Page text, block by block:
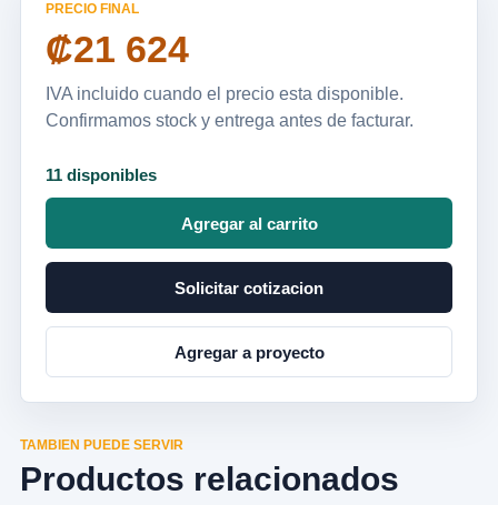
PRECIO FINAL
₡21 624
IVA incluido cuando el precio esta disponible.
Confirmamos stock y entrega antes de facturar.
11 disponibles
Agregar al carrito
Solicitar cotizacion
Agregar a proyecto
TAMBIEN PUEDE SERVIR
Productos relacionados